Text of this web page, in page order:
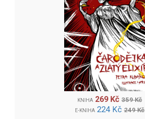
KNIHA 269 Kč 359 Kč
E-KNIHA 224 Kč 249 Kč